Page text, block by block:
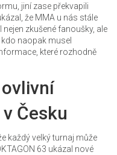
jiní zase překvapili
že MMA u nás stále
zkušené fanoušky, ale
naopak musel
které rozhodně
ovlivní
Česku
každý velký turnaj může
63 ukázal nové